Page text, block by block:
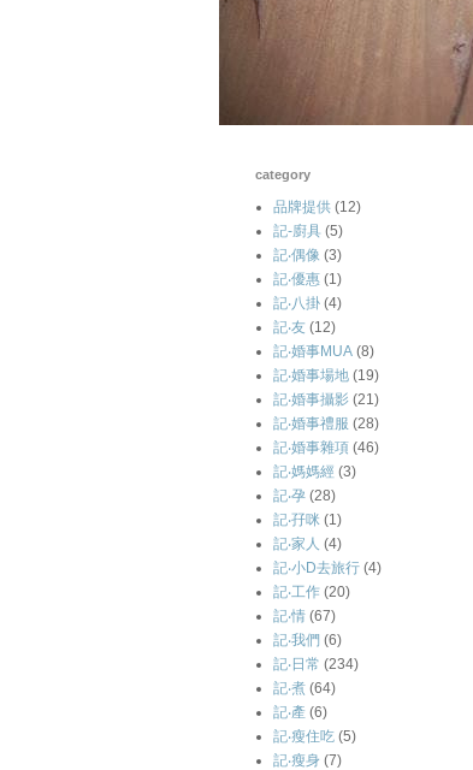
category
品牌提供 (12)
記-廚具 (5)
記‧偶像 (3)
記‧優惠 (1)
記‧八掛 (4)
記‧友 (12)
記‧婚事MUA (8)
記‧婚事場地 (19)
記‧婚事攝影 (21)
記‧婚事禮服 (28)
記‧婚事雜項 (46)
記‧媽媽經 (3)
記‧孕 (28)
記‧孖咪 (1)
記‧家人 (4)
記‧小D去旅行 (4)
記‧工作 (20)
記‧情 (67)
記‧我們 (6)
記‧日常 (234)
記‧煮 (64)
記‧產 (6)
記‧瘦住吃 (5)
記‧瘦身 (7)